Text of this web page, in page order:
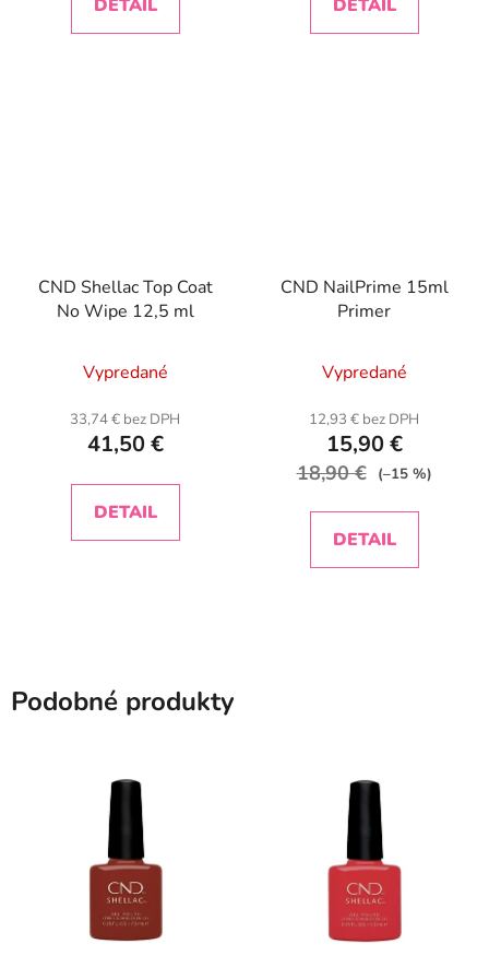
DETAIL DETAIL
CND Shellac Top Coat
No Wipe 12,5 ml
Vypredané
33,74 € bez DPH
41,50 €
DETAIL
CND NailPrime 15ml
Primer
Vypredané
12,93 € bez DPH
15,90 €
18,90 € (–15 %)
DETAIL
Podobné produkty